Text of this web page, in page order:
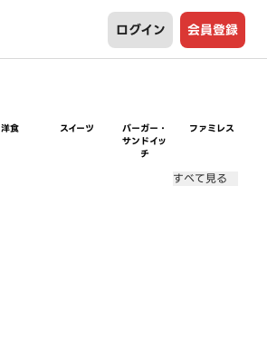
ログイン 会員登録
洋食 スイーツ
バーガー・
サンドイッ
チ
ファミレス
すべて見る